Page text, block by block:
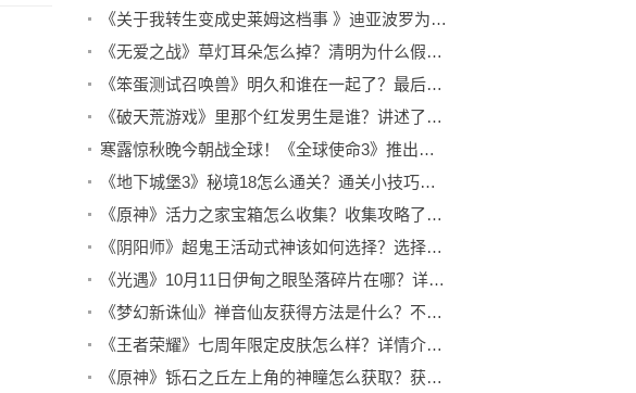
《关于我转生变成史莱姆这档事 》迪亚波罗为什么喜欢利姆露？史莱姆最后和谁在一起了？
《无爱之战》草灯耳朵怎么掉？清明为什么假死？
《笨蛋测试召唤兽》明久和谁在一起了？最后的结局是什么呢？
《破天荒游戏》里那个红发男生是谁？讲述了一个什么样的故事呢？
寒露惊秋晚今朝战全球！《全球使命3》推出寒露活动
《地下城堡3》秘境18怎么通关？通关小技巧快来看看吧！
《原神》活力之家宝箱怎么收集？收集攻略了解一下！
《阴阳师》超鬼王活动式神该如何选择？选择推荐了解一下！
《光遇》10月11日伊甸之眼坠落碎片在哪？详情位置介绍来喽！
《梦幻新诛仙》禅音仙友获得方法是什么？不知道的玩家快来看看吧！
《王者荣耀》七周年限定皮肤怎么样？详情介绍你知道吗？
《原神》铄石之丘左上角的神瞳怎么获取？获取的方法是什么呢？